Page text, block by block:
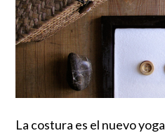
La costura es el nuevo yoga